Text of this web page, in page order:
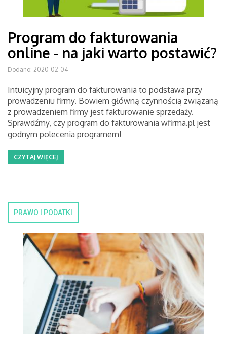
Program do fakturowania
online - na jaki warto postawić?
Dodano: 2020-02-04
Intuicyjny program do fakturowania to podstawa przy
prowadzeniu firmy. Bowiem główną czynnością związaną
z prowadzeniem firmy jest fakturowanie sprzedaży.
Sprawdźmy, czy program do fakturowania wfirma.pl jest
godnym polecenia programem!
CZYTAJ WIĘCEJ
PRAWO I PODATKI